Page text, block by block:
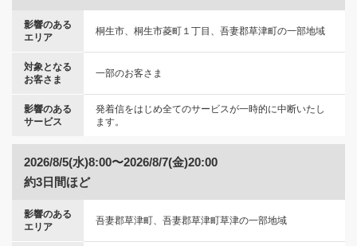
影響のある
エリア
桐生市、桐生市菱町１丁目、吾妻郡草津町の一部地域
対象となる
お客さま
一部のお客さま
影響のある
サービス
発着信をはじめ全てのサービスが一時的に中断いたし
ます。
2026/8/5(水)8:00〜2026/8/7(金)20:00
約3日間ほど
影響のある
エリア
吾妻郡草津町、吾妻郡草津町草津の一部地域